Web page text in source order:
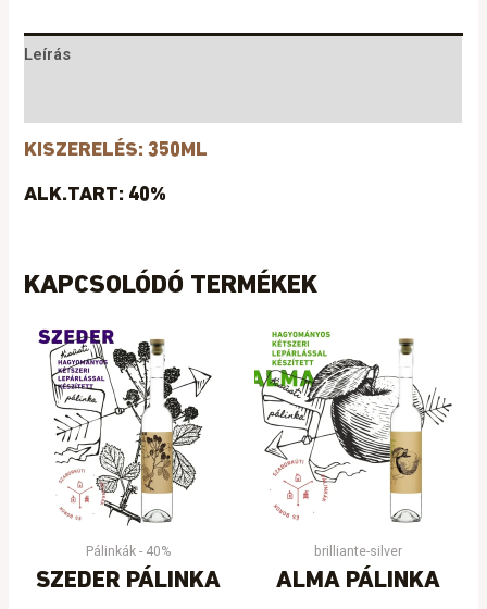
Leírás
KISZERELÉS: 350ML
ALK.TART: 40%
KAPCSOLÓDÓ TERMÉKEK
Pálinkák - 40%
SZEDER PÁLINKA
brilliante-silver
ALMA PÁLINKA